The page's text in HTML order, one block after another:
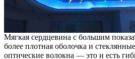
Мягкая сердцевина с большим
более плотная оболочка и
оптические волокна — это и есть